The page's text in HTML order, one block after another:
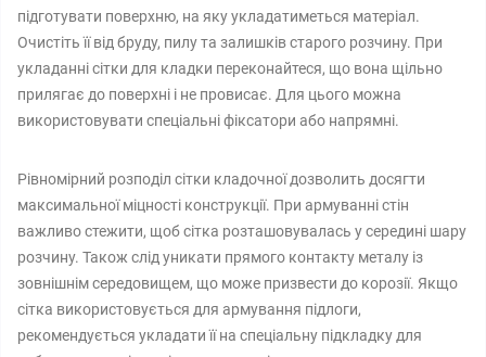
підготувати поверхню, на яку укладатиметься матеріал.
Очистіть її від бруду, пилу та залишків старого розчину. При
укладанні сітки для кладки переконайтеся, що вона щільно
прилягає до поверхні і не провисає. Для цього можна
використовувати спеціальні фіксатори або напрямні.
Рівномірний розподіл сітки кладочної дозволить досягти
максимальної міцності конструкції. При армуванні стін
важливо стежити, щоб сітка розташовувалась у середині шару
розчину. Також слід уникати прямого контакту металу із
зовнішнім середовищем, що може призвести до корозії. Якщо
сітка використовується для армування підлоги,
рекомендується укладати її на спеціальну підкладку для